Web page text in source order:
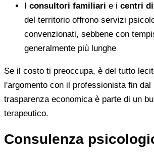
I consultori familiari e i centri
del territorio offrono servizi
convenzionati, sebbene con
generalmente più lunghe
Se il costo ti preoccupa, è del tutto
l'argomento con il professionista fin
trasparenza economica è parte di un
terapeutico.
Consulenza